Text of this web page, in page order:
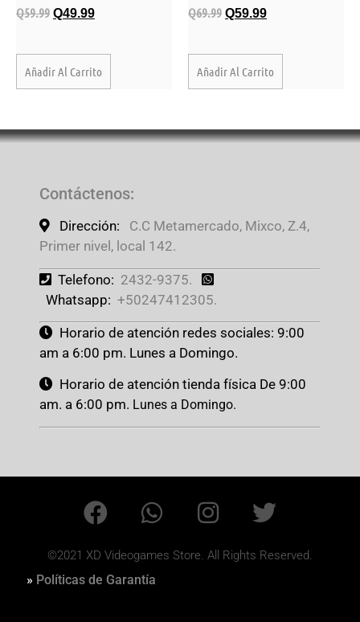
Q59.99 Q49.99
Añadir Al Carrito
Q69.99 Q59.99
Añadir Al Carrito
Contáctenos:
Dirección:
C.C Metamercado, Mixco, Z.4,
Primer nivel, local 142.
Telefono: 2432-9375.
Whatsapp: +50247412305.
Horario de atención redes sociales: 9:00
am a 6:00 pm. Lunes a Domingo.
Horario de atención tienda física De 9:00
am. a 6:00 pm. Lunes a Domingo.
©2021 XD Videogames Store. All Rights Reserved.
» Políticas de Garantía